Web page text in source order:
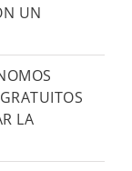
UN
LA